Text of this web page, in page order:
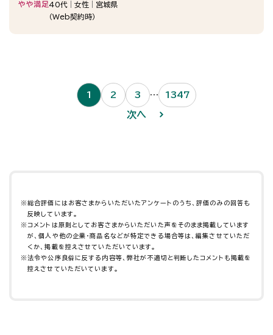
40代
女性
宮城県
（Web契約時）
1 2 3 … 1347
次へ
※総合評価にはお客さまからいただいたアンケートのうち、評価のみの回答も
反映しています。
※ コメントは原則としてお客さまからいただいた声をそのまま掲載しています
が、個人や他の企業・商品名などが特定できる場合等は、編集させていただ
くか、掲載を控えさせていただいています。
※法令や公序良俗に反する内容等、弊社が不適切と判断したコメントも掲載を
控えさせていただいています。